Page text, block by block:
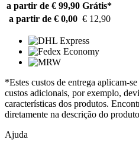
a partir de € 99,90 Grátis*
a partir de € 0,00 € 12,90
*Estes custos de entrega aplicam-
custos adicionais, por exemplo,
características dos produtos.
diretamente na descrição do
Ajuda